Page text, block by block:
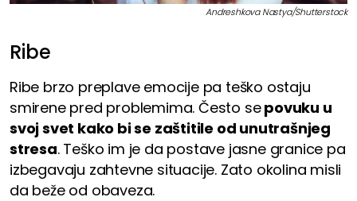
Andreshkova Nastya/Shutterstock
Ribe
Ribe brzo preplave emocije pa teško ostaju
smirene pred problemima. Često sepovuku u
svoj svet kako bi se zaštitile od unutrašnjeg
stresa. Teško im je da postave jasne granice pa
izbegavaju zahtevne situacije. Zato okolina misli
da beže od obaveza.